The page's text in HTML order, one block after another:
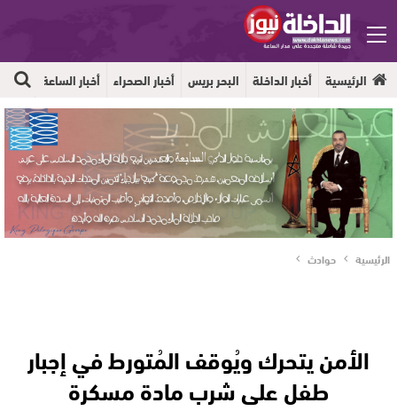
الرئيسية أخبار الداخلة البحر بريس أخبار الصحراء أخبار الساعة
الرئيسية حوادث
الأمن يتحرك ويُوقف المُتورط في إجبار
طفل على شرب مادة مسكرة